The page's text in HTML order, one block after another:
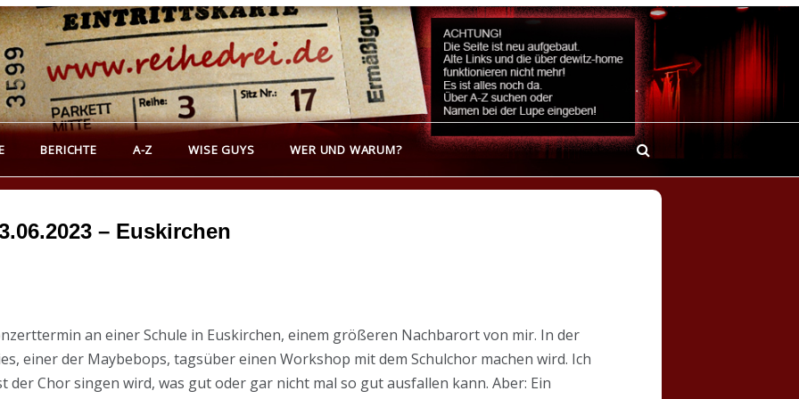
über Groß- und Kleinkunst
BERICHTE A-Z WISE GUYS WER UND WARUM?
– Euskirchen
an einer Schule in Euskirchen, einem größeren Nachbarort von mir. In der
einer der Maybebops, tagsüber einen Workshop mit dem Schulchor machen wird. Ich
der Chor singen wird, was gut oder gar nicht mal so gut ausfallen kann. Aber: Ein